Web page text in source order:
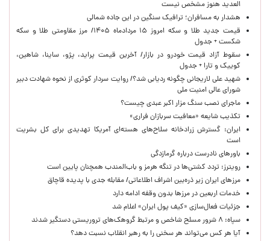
العدید هنوز مشخص نیست
هشدار به مسافران؛ ترافیک سنگین در این جاده شمالی
قیمت جدید طلا و سکه امروز ۱۵ مردادماه ۱۴۰۵/ مرز مقاومتی طلا و سکه
شکست + جدول
سقوط آزاد قیمت خودرو در بازار/ آخرین قیمت پراید، پژو، ساینا، شاهین،
کوییک و تارا + جدول
شهید علی لاریجانی چگونه ردیابی شد؟/ روایت سردار کوثری از نحوه شهادت دبیر
شورای عالی امنیت ملی
ماجرای نصب سنگ مزار اکبر عبدی چیست؟
تکذیب شایعه «معافیت سربازان فراری»
ایران: گسترش زرادخانه سلاح‌های هسته‌ای آمریکا تهدیدی برای کل بشریت
است
باورهای نادرست درباره گرمازدگی
رویترز: تردد کشتی‌ها در تنگه هرمز و باب‌المندب همچنان پایین است
مرزهای ایران زیر ذره‌بین اشراف اطلاعاتی/ مقابله جدی با پدیده قاچاق
خدمات اربعین در مرزها بدون وقفه ادامه دارد
جزئیات فعال‌سازی «کیف پول ایران» اعلام شد
سپاه: ۸ شرور مسلح شاخص و مرتبط گروهک‌های تروریستی دستگیر شدند
آیا هر کس می‌تواند هر سخنی را به رهبر انقلاب نسبت دهد؟